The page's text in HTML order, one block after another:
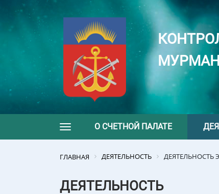
Toggle navigation
О СЧЕТНОЙ ПАЛАТЕ
ГЛАВНАЯ ДЕЯТЕЛЬНОСТЬ ДЕЯТЕЛЬНОСТЬ
ДЕЯТЕЛЬНОСТЬ